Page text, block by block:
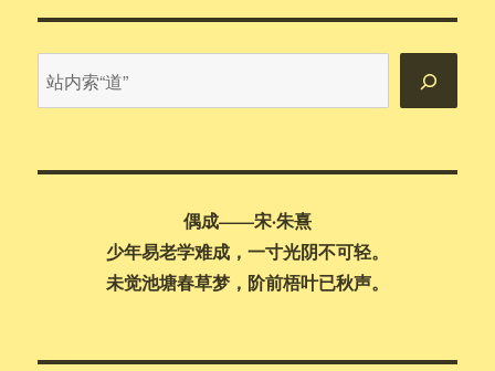
内
偶成——宋·朱熹
少年易老学难成，一寸光阴不可轻。
未觉池塘春草梦，阶前梧叶已秋声。